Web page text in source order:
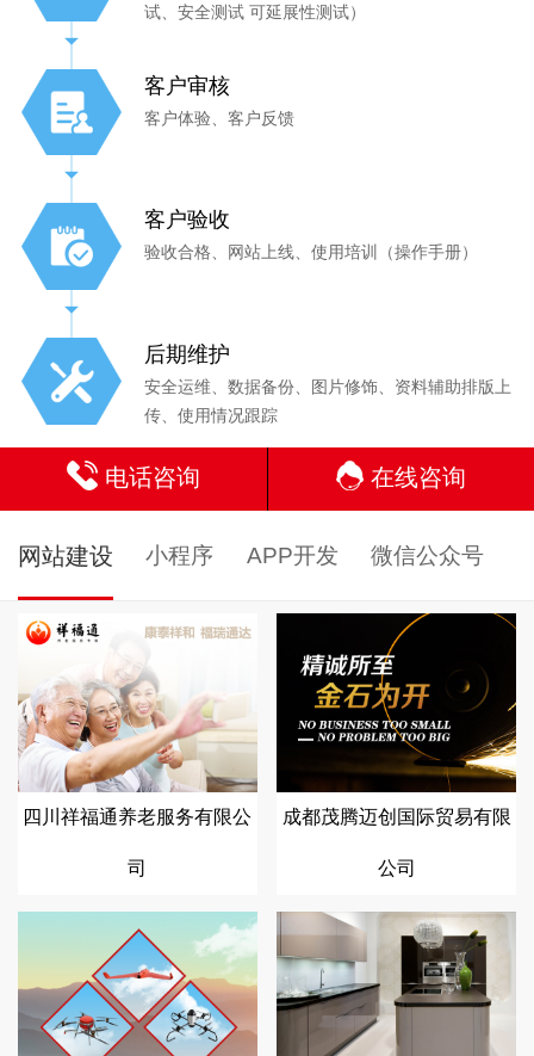
试、安全测试 可延展性测试）
客户审核
客户体验、客户反馈
客户验收
验收合格、网站上线、使用培训（操作手册）
后期维护
安全运维、数据备份、图片修饰、资料辅助排版上
传、使用情况跟踪
电话咨询 在线咨询
网站建设 小程序 APP开发 微信公众号
四川祥福通养老服务有限公
司
成都茂腾迈创国际贸易有限
公司